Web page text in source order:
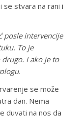
se stvara na rani i
posle intervencije
To je
drugo. I ako je to
se može
dan. Nema
duvati na nos da